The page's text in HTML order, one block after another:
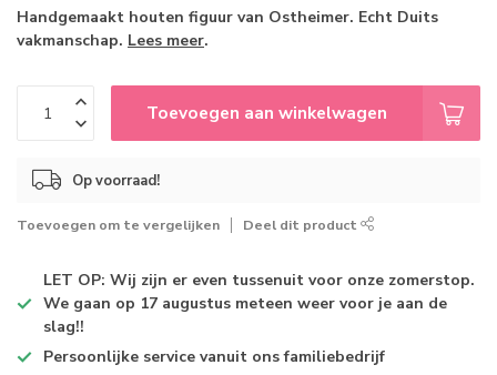
Handgemaakt houten figuur van Ostheimer. Echt Duits
vakmanschap. Lees meer.
Toevoegen aan winkelwagen
Op voorraad!
Toevoegen om te vergelijken Deel dit product
LET OP: Wij zijn er even tussenuit voor onze zomerstop.
We gaan op 17 augustus meteen weer voor je aan de
slag!!
Persoonlijke service vanuit ons familiebedrijf